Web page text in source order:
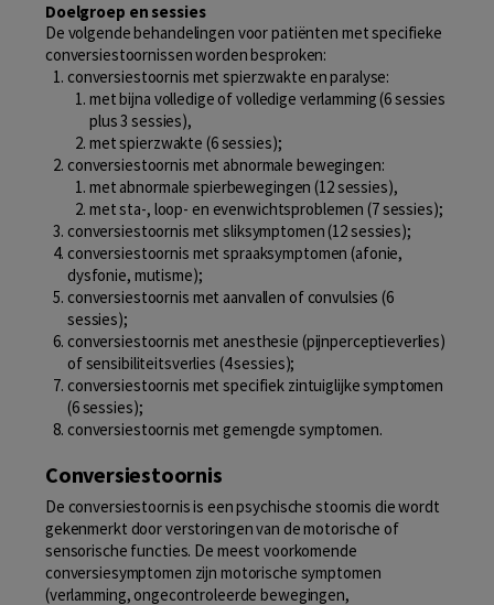
Doelgroep en sessies
De volgende behandelingen voor patiënten met specifieke
conversiestoornissen worden besproken:
conversiestoornis met spierzwakte en paralyse:
met bijna volledige of volledige verlamming (6 sessies
plus 3 sessies),
met spierzwakte (6 sessies);
conversiestoornis met abnormale bewegingen:
met abnormale spierbewegingen (12 sessies),
met sta-, loop- en evenwichtsproblemen (7 sessies);
conversiestoornis met sliksymptomen (12 sessies);
conversiestoornis met spraaksymptomen (afonie,
dysfonie, mutisme);
conversiestoornis met aanvallen of convulsies (6
sessies);
conversiestoornis met anesthesie (pijnperceptieverlies)
of sensibiliteitsverlies (4 sessies);
conversiestoornis met specifiek zintuiglijke symptomen
(6 sessies);
conversiestoornis met gemengde symptomen.
Conversiestoornis
De conversiestoornis is een psychische stoornis die wordt
gekenmerkt door verstoringen van de motorische of
sensorische functies. De meest voorkomende
conversiesymptomen zijn motorische symptomen
(verlamming, ongecontroleerde bewegingen,